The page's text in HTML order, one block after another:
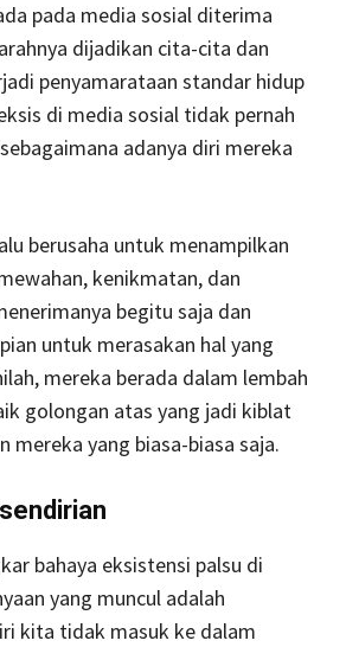
pada media sosial diterima
dijadikan cita-cita dan
penyamarataan standar hidup
di media sosial tidak pernah
adanya diri mereka
berusaha untuk menampilkan
kenikmatan, dan
begitu saja dan
untuk merasakan hal yang
mereka berada dalam lembah
golongan atas yang jadi kiblat
mereka yang biasa-biasa saja.
bahaya eksistensi palsu di
yang muncul adalah
kita tidak masuk ke dalam